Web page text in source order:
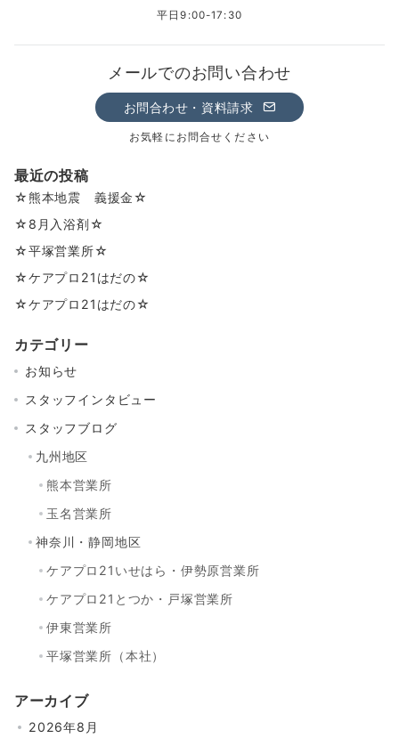
平日9:00-17:30
メールでのお問い合わせ
お問合わせ・資料請求
お気軽にお問合せください
最近の投稿
☆熊本地震 義援金☆
☆8月入浴剤☆
☆平塚営業所☆
☆ケアプロ21はだの☆
☆ケアプロ21はだの☆
カテゴリー
お知らせ
スタッフインタビュー
スタッフブログ
九州地区
熊本営業所
玉名営業所
神奈川・静岡地区
ケアプロ21いせはら・伊勢原営業所
ケアプロ21とつか・戸塚営業所
伊東営業所
平塚営業所（本社）
アーカイブ
2026年8月